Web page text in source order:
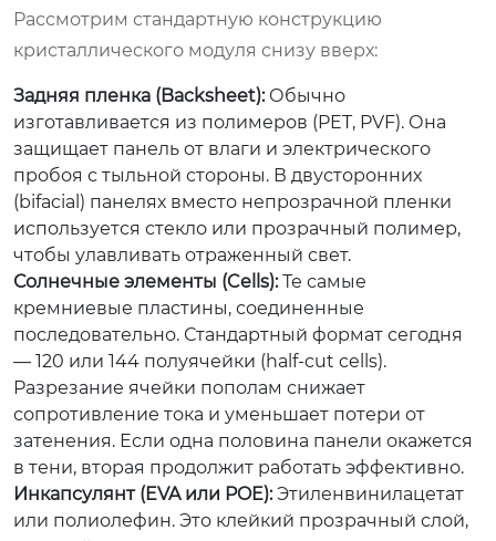
Рассмотрим стандартную конструкцию
кристаллического модуля снизу вверх:
Задняя пленка (Backsheet):Обычно
изготавливается из полимеров (PET, PVF). Она
защищает панель от влаги и электрического
пробоя с тыльной стороны. В двусторонних
(bifacial) панелях вместо непрозрачной пленки
используется стекло или прозрачный полимер,
чтобы улавливать отраженный свет.
Солнечные элементы (Cells):Те самые
кремниевые пластины, соединенные
последовательно. Стандартный формат сегодня
— 120 или 144 полуячейки (half-cut cells).
Разрезание ячейки пополам снижает
сопротивление тока и уменьшает потери от
затенения. Если одна половина панели окажется
в тени, вторая продолжит работать эффективно.
Инкапсулянт (EVA или POE):Этиленвинилацетат
или полиолефин. Это клейкий прозрачный слой,